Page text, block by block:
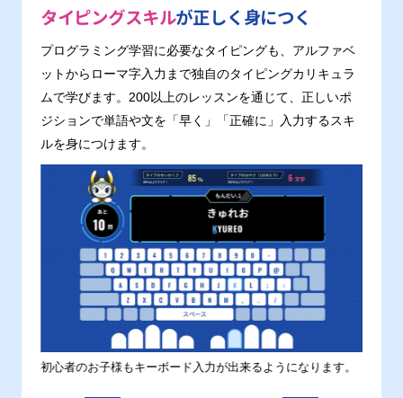
タイピングスキルが正しく身につく
プログラミング学習に必要なタイピングも、アルファベ
ットからローマ字入力まで独自のタイピングカリキュラ
ムで学びます。200以上のレッスンを通じて、正しいポ
ジションで単語や文を「早く」「正確に」入力するスキ
ルを身につけます。
初心者のお子様もキーボード入力が出来るようになります。